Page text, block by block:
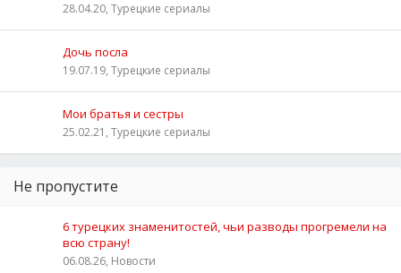
28.04.20, Турецкие сериалы
Дочь посла
19.07.19, Турецкие сериалы
Мои братья и сестры
25.02.21, Турецкие сериалы
Не пропустите
6 турецких знаменитостей, чьи разводы прогремели на
всю страну!
06.08.26, Новости